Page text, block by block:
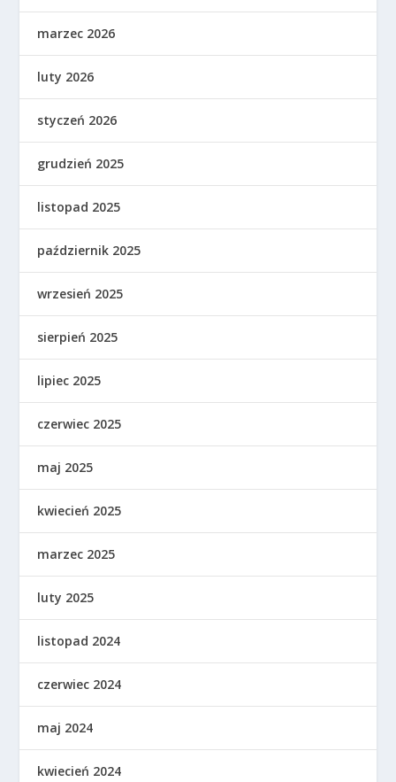
marzec 2026
luty 2026
styczeń 2026
grudzień 2025
listopad 2025
październik 2025
wrzesień 2025
sierpień 2025
lipiec 2025
czerwiec 2025
maj 2025
kwiecień 2025
marzec 2025
luty 2025
listopad 2024
czerwiec 2024
maj 2024
kwiecień 2024